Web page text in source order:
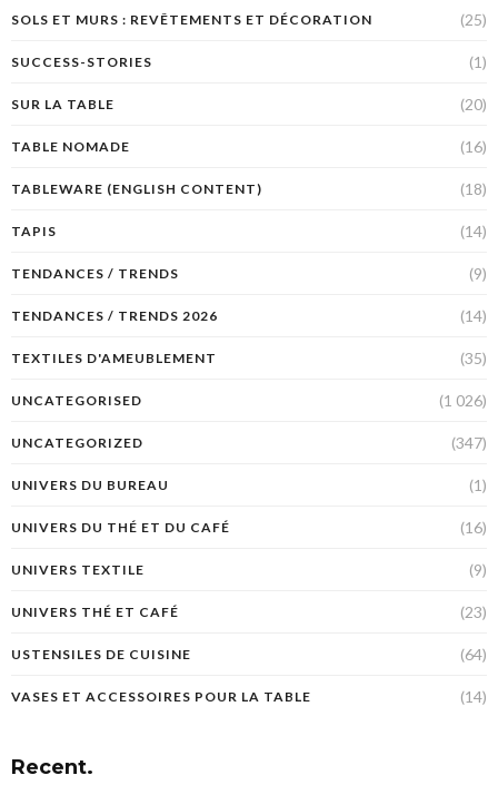
SOLS ET MURS : REVÊTEMENTS ET DÉCORATION (25)
SUCCESS-STORIES (1)
SUR LA TABLE (20)
TABLE NOMADE (16)
TABLEWARE (ENGLISH CONTENT) (18)
TAPIS (14)
TENDANCES / TRENDS (9)
TENDANCES / TRENDS 2026 (14)
TEXTILES D'AMEUBLEMENT (35)
UNCATEGORISED (1 026)
UNCATEGORIZED (347)
UNIVERS DU BUREAU (1)
UNIVERS DU THÉ ET DU CAFÉ (16)
UNIVERS TEXTILE (9)
UNIVERS THÉ ET CAFÉ (23)
USTENSILES DE CUISINE (64)
VASES ET ACCESSOIRES POUR LA TABLE (14)
Recent.